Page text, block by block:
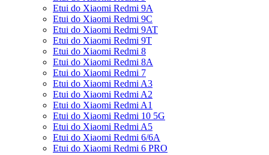
Etui do Xiaomi Redmi 9A
Etui do Xiaomi Redmi 9C
Etui do Xiaomi Redmi 9AT
Etui do Xiaomi Redmi 9T
Etui do Xiaomi Redmi 8
Etui do Xiaomi Redmi 8A
Etui do Xiaomi Redmi 7
Etui do Xiaomi Redmi A3
Etui do Xiaomi Redmi A2
Etui do Xiaomi Redmi A1
Etui do Xiaomi Redmi 10 5G
Etui do Xiaomi Redmi A5
Etui do Xiaomi Redmi 6/6A
Etui do Xiaomi Redmi 6 PRO